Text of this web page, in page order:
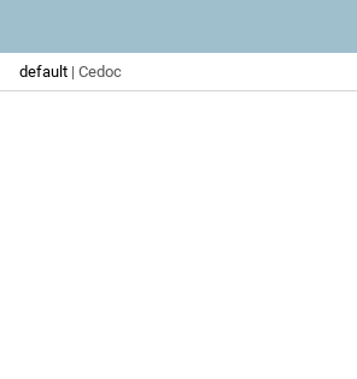
default | Cedoc